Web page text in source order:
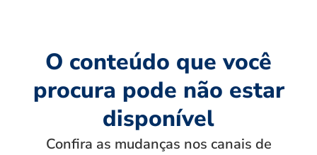
O conteúdo que você
procura pode não estar
disponível
Confira as mudanças nos canais de